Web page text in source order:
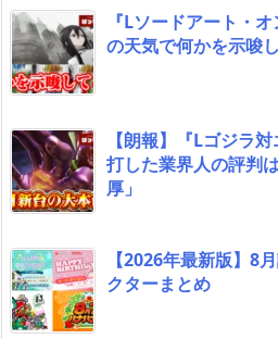
『Lソードアート・
の天気で何かを示唆
【朗報】『Lゴジラ
打した業界人の評判
厚」
【2026年最新版】8
クターまとめ